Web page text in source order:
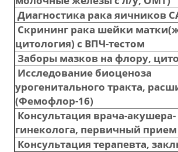
Диагностика рака яичников
Скрининг рака шейки
цитология) с ВПЧ-тестом
Заборы мазков на флору,
Исследование биоценоза
урогенитального тракта,
(Фемофлор-16)
Консультация врача-акушера-
гинеколога, первичный прием
Консультация терапевта,